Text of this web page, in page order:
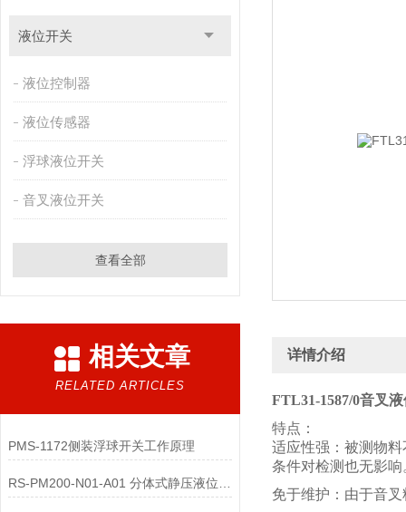
液位开关
液位控制器
液位传感器
浮球液位开关
音叉液位开关
查看全部
相关文章
RELATED ARTICLES
PMS-1172侧装浮球开关工作原理
详情介绍
FTL31-1587/0音叉
特点：
适应性强：被测物
条件对检测也无影响
免于维护：由于音